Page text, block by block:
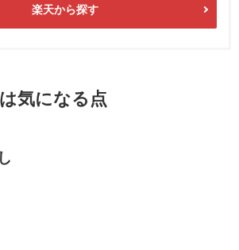
楽天から探す
気になる点